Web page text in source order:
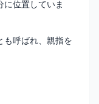
に位置していま
も呼ばれ、親指を